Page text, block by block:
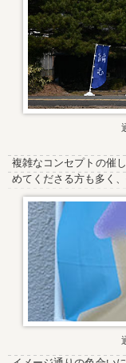
複雑なコンセプトの催
めてくださる方も多く